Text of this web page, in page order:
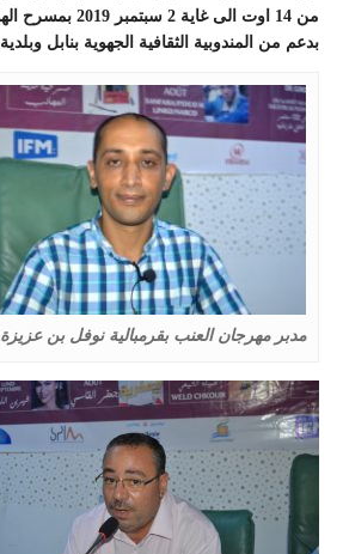
من 14 اوت الى غاية 2
بدعم من المندوبية الثقافية الجهوية بنابل
مدبر مهرجان العنب بقرمبالية نوفل بن عزيزة